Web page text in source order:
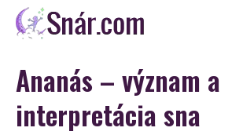
Skip
Snár
Ananás – význam a
interpretácia sna